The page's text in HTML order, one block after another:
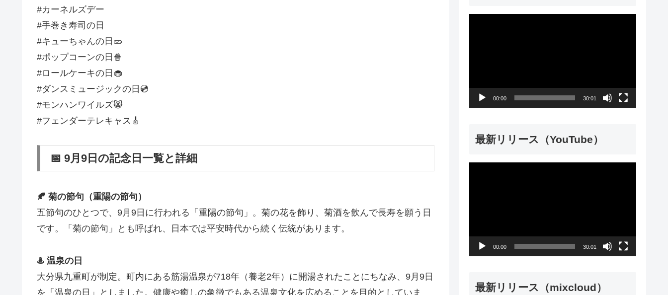
#カーネルズデー
#手巻き寿司の日
#キューちゃんの日🥒
#ポップコーンの日🍿
#ロールケーキの日🧁
#ダンスミュージックの日💿
#モンハンワイルズ😸
#フェンダーテレキャス🎸
📅 9月9日の記念日一覧と詳細
🍂 菊の節句（重陽の節句）
五節句のひとつで、9月9日に行われる「重陽の節句」。菊の花を飾り、菊酒を飲んで長寿を願う日
です。「菊の節句」とも呼ばれ、日本では平安時代から続く伝統があります。
♨️ 温泉の日
大分県九重町が制定。町内にある筋湯温泉が718年（養老2年）に開湯されたことにちなみ、9月9日
を「温泉の日」としました。健康や癒しの象徴でもある温泉文化を広めることを目的としていま
00:00 30:01
最新リリース（YouTube）
00:00 30:01
最新リリース（mixcloud）